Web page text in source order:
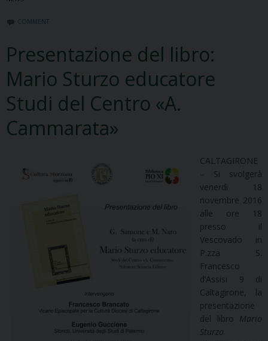
COMMENT
Presentazione del libro:
Mario Sturzo educatore
Studi del Centro «A.
Cammarata»
CALTAGIRONE
– Si svolgerà
venerdì 18
novembre 2016
alle ore 18
presso il
Vescovado in
P.zza S.
Francesco
d’Assisi 9 di
Caltagirone, la
presentazione
del libro Mario
Sturzo